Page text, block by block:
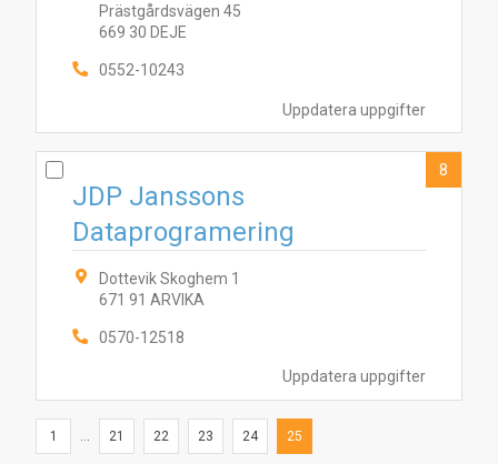
Uppdatera uppgifter
Prästgårdsvägen 45
669 30 DEJE
0552-10243
Uppdatera uppgifter
JDP Janssons
Dataprogramering
Dottevik Skoghem 1
671 91 ARVIKA
0570-12518
8
1 ... 21 22 23 24 25